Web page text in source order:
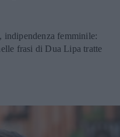
indipendenza femminile:
frasi di Dua Lipa tratte